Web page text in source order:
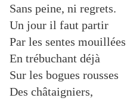
Sans peine, ni regrets.
Un jour il faut partir
Par les sentes mouillées
En trébuchant déjà
Sur les bogues rousses
Des châtaigniers,